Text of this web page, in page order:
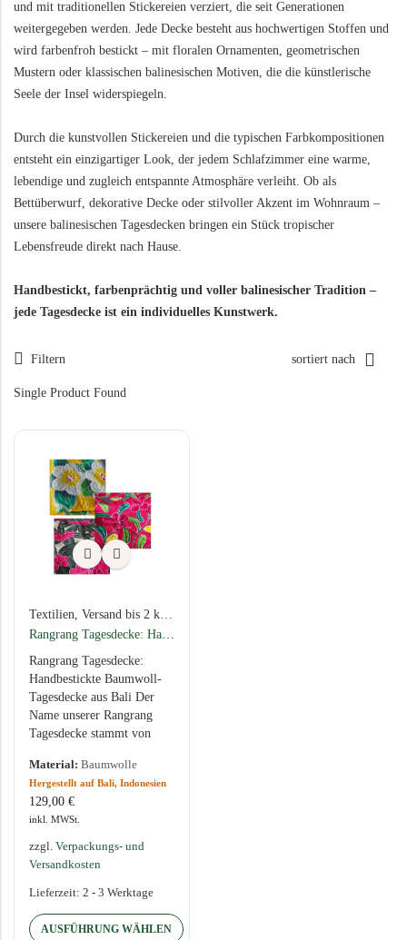
und mit traditionellen Stickereien verziert, die seit Generationen
weitergegeben werden. Jede Decke besteht aus hochwertigen Stoffen und
wird farbenfroh bestickt – mit floralen Ornamenten, geometrischen
Mustern oder klassischen balinesischen Motiven, die die künstlerische
Seele der Insel widerspiegeln.
Durch die kunstvollen Stickereien und die typischen Farbkompositionen
entsteht ein einzigartiger Look, der jedem Schlafzimmer eine warme,
lebendige und zugleich entspannte Atmosphäre verleiht. Ob als
Bettüberwurf, dekorative Decke oder stilvoller Akzent im Wohnraum –
unsere balinesischen Tagesdecken bringen ein Stück tropischer
Lebensfreude direkt nach Hause.
Handbestickt, farbenprächtig und voller balinesischer Tradition –
jede Tagesdecke ist ein individuelles Kunstwerk.
Filtern sortiert nach
Single Product Found
Textilien, Versand bis 2 kg ,
Rangrang Tagesdecke: Handbestickt, 190 x 220 cm
Rangrang Tagesdecke:
Handbestickte Baumwoll-
Tagesdecke aus Bali Der
Name unserer Rangrang
Tagesdecke stammt von
balinesischen Webmuster,
das durch seine klaren
Linien und kontrastreichen
Farben…
Material: Baumwolle
Hergestellt auf Bali, Indonesien
129,00 €
inkl. MWSt.
zzgl. Verpackungs- und
Versandkosten
Lieferzeit: 2 - 3 Werktage
AUSFÜHRUNG WÄHLEN
STATUEN & SKULPTUREN
Buddha-Statuen
Figuren & Skulpturen
Tierstatuen & Tierfiguren
Tiki-Statuen
Spiegel
LAMPEN
Tischlampen
Hängelampen
Gartenlaternen
GRÜNE OASEN
Outdoor-Möbel
Sonnenschirme & Ständer
Gartenstelen & Vogeltränken
Windspiele
Kerzenzauber & Fackeln
TEXTILIEN
Tagesdecken
LEBENSART
Schalen & Schüsseln
Küchenutensilien
Die wichtigsten Holzarten auf Bali
Hier entsteht alles aus Palmen
Balinesische Kunsthandwerker
Balinesische Tradition der täglichen Opfergaben
Beleuchtung mit Batik Paneelen
Die ideale Reisezeit für Bali
Luwak Kaffee – der Exot unter den Luxuskaffees